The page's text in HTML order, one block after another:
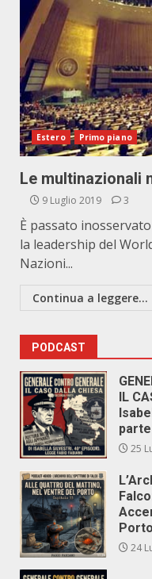
Estero Primo piano
Le multinazionali
9 Luglio 2019 3
È passato
la leadership del
Nazioni...
Continua a leggere...
PODCAST
IL
parte
25
24